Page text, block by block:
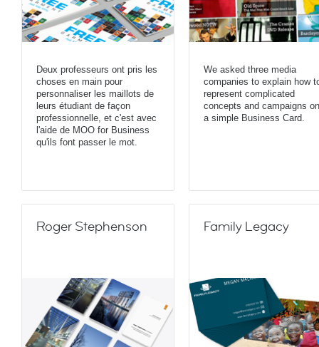
Deux professeurs ont pris les
choses en main pour
personnaliser les maillots de
leurs étudiant de façon
professionnelle, et c'est avec
l'aide de MOO for Business
qu'ils font passer le mot.
We asked three media
companies to explain how
represent complicated
concepts and campaigns on
a simple Business Card.
Roger Stephenson Family Legacy